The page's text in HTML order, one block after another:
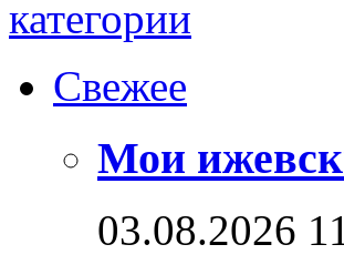
Свежее
Мои
03.08.2026